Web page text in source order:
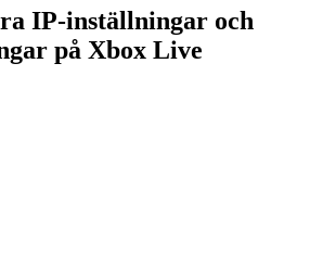
IP-inställningar och
på Xbox Live